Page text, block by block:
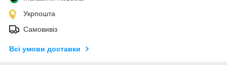
Укрпошта
Самовивіз
Всі умови доставки